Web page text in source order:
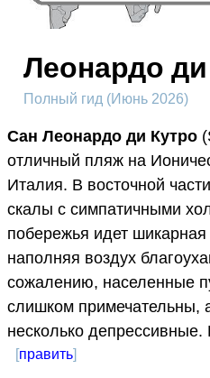
Леонардо
Полный гид (Июнь 2026)
Сан Леонардо ди Кутро
отличный пляж на
Италия. В восточной
скалы с симпатичными
побережья идет
наполняя воздух
сожалению, населенные
слишком примечательны,
несколько депрессивные.
[править]